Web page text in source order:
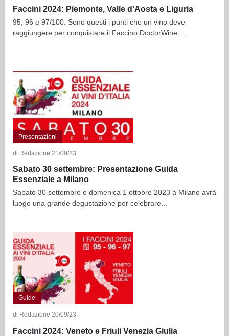
Faccini 2024: Piemonte, Valle d’Aosta e Liguria
95, 96 e 97/100. Sono questi i punti che un vino deve
raggiungere per conquistare il Faccino DoctorWine....
Presentazioni
di Redazione 21/09/23
Sabato 30 settembre: Presentazione Guida
Essenziale a Milano
Sabato 30 settembre e domenica 1 ottobre 2023 a Milano avrà
luogo una grande degustazione per celebrare...
Guide
di Redazione 20/09/23
Faccini 2024: Veneto e Friuli Venezia Giulia